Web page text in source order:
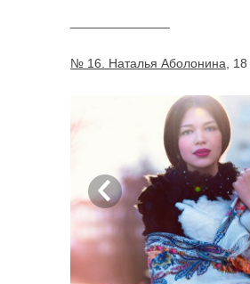
№ 16. Наталья Аболонина ,